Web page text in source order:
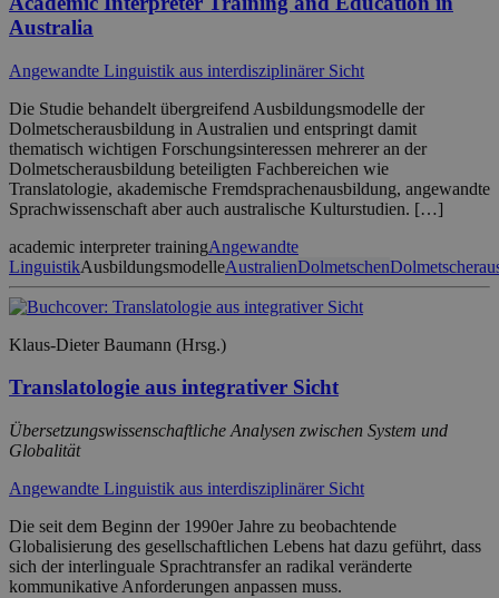
Australia
Angewandte Linguistik aus interdisziplinärer Sicht
Die Studie behandelt übergreifend Ausbildungsmodelle der
Dolmetscherausbildung in Australien und entspringt damit
thematisch wichtigen Forschungsinteressen mehrerer an der
Dolmetscherausbildung beteiligten Fachbereichen wie
Translatologie, akademische Fremdsprachenausbildung, angewandte
Sprachwissenschaft aber auch australische Kulturstudien. […]
academic interpreter trainingAngewandte
LinguistikAusbildungsmodelleAustralienDolmetschen
Klaus-Dieter Baumann (Hrsg.)
Translatologie aus integrativer Sicht
Übersetzungswissenschaftliche Analysen zwischen System und
Globalität
Angewandte Linguistik aus interdisziplinärer Sicht
Die seit dem Beginn der 1990er Jahre zu beobachtende
Globalisierung des gesellschaftlichen Lebens hat dazu geführt, dass
sich der interlinguale Sprachtransfer an radikal veränderte
kommunikative Anforderungen anpassen muss.